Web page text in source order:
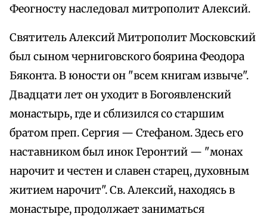
Феогносту наследовал митрополит Алексий.
Святитель Алексий Митрополит Московский
был сыном черниговского боярина Феодора
Бяконта. В юности он "всем книгам извыче".
Двадцати лет он уходит в Богоявленский
монастырь, где и сблизился со старшим
братом преп. Сергия — Стефаном. Здесь его
наставником был инок Геронтий — "монах
нарочит и честен и славен старец, духовным
житием нарочит". Св. Алексий, находясь в
монастыре, продолжает заниматься